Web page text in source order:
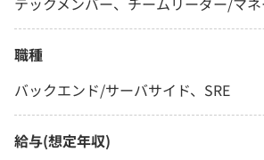
職種
バックエンド/サーバサイド、SRE
給与(想定年収)